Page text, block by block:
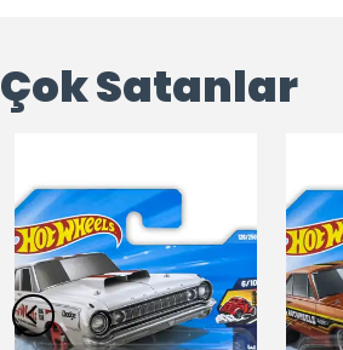
Çok Satanlar